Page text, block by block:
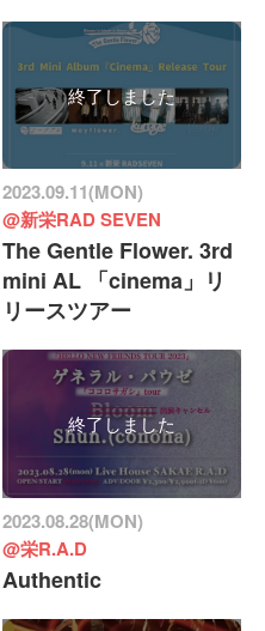
終了しました
2023.09.11(MON)
@新栄RAD SEVEN
The Gentle Flower. 3rd
mini AL 「cinema」リ
リースツアー
終了しました
2023.08.28(MON)
@栄R.A.D
Authentic